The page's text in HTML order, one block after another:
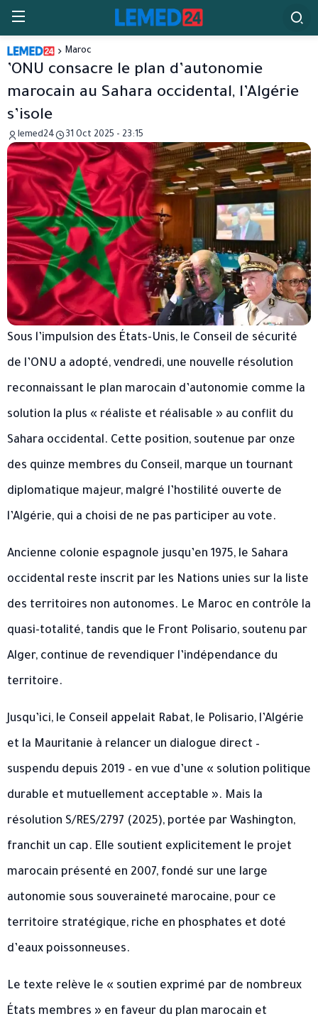
Maroc
’ONU consacre le plan d’autonomie
marocain au Sahara occidental, l’Algérie
s’isole
lemed24 31 Oct 2025 - 23:15
Sous l’impulsion des États-Unis, le Conseil de sécurité
de l’ONU a adopté, vendredi, une nouvelle résolution
reconnaissant le plan marocain d’autonomie comme la
solution la plus « réaliste et réalisable » au conflit du
Sahara occidental. Cette position, soutenue par onze
des quinze membres du Conseil, marque un tournant
diplomatique majeur, malgré l’hostilité ouverte de
l’Algérie, qui a choisi de ne pas participer au vote.
Ancienne colonie espagnole jusqu’en 1975, le Sahara
occidental reste inscrit par les Nations unies sur la liste
des territoires non autonomes. Le Maroc en contrôle la
quasi-totalité, tandis que le Front Polisario, soutenu par
Alger, continue de revendiquer l’indépendance du
territoire.
Jusqu’ici, le Conseil appelait Rabat, le Polisario, l’Algérie
et la Mauritanie à relancer un dialogue direct –
suspendu depuis 2019 – en vue d’une « solution politique
durable et mutuellement acceptable ». Mais la
résolution S/RES/2797 (2025), portée par Washington,
franchit un cap. Elle soutient explicitement le projet
marocain présenté en 2007, fondé sur une large
autonomie sous souveraineté marocaine, pour ce
territoire stratégique, riche en phosphates et doté
d’eaux poissonneuses.
Le texte relève le « soutien exprimé par de nombreux
États membres » en faveur du plan marocain et